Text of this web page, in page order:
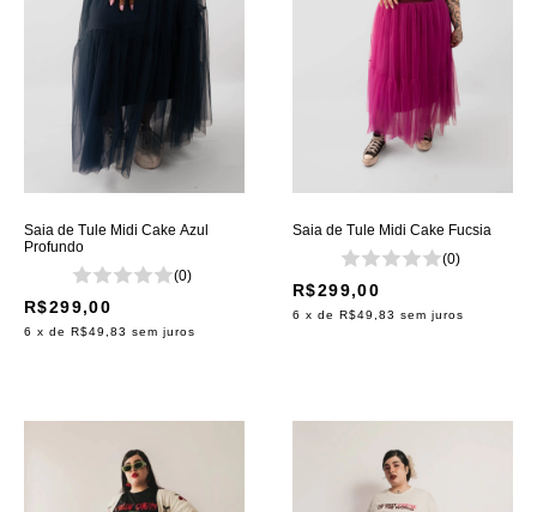
Saia de Tule Midi Cake Azul
Profundo
(0)
R$299,00
6 x de R$49,83 sem juros
Saia de Tule Midi Cake Fucsia
(0)
R$299,00
6 x de R$49,83 sem juros